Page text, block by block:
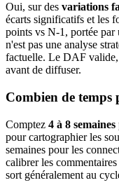
Oui, sur des variations
écarts significatifs et les
points vs N-1, portée par
n'est pas une analyse
factuelle. Le DAF valide,
avant de diffuser.
Combien de temps
Comptez 4 à 8 semaines
pour cartographier les
semaines pour les
calibrer les
sort généralement au